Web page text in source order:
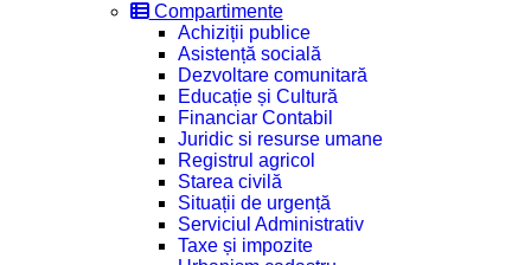
Compartimente
Achiziții publice
Asistență socială
Dezvoltare comunitară
Educație și Cultură
Financiar Contabil
Juridic si resurse umane
Registrul agricol
Starea civilă
Situații de urgență
Serviciul Administrativ
Taxe și impozite